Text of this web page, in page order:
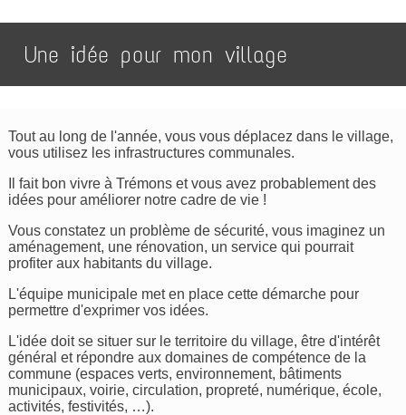
Une idée pour mon village
Tout au long de l'année, vous vous déplacez dans le village,
vous utilisez les infrastructures communales.
Il fait bon vivre à Trémons et vous avez probablement des
idées pour améliorer notre cadre de vie !
Vous constatez un problème de sécurité, vous imaginez un
aménagement, une rénovation, un service qui pourrait
profiter aux habitants du village.
L'équipe municipale met en place cette démarche pour
permettre d'exprimer vos idées.
L'idée doit se situer sur le territoire du village, être d'intérêt
général et répondre aux domaines de compétence de la
commune (espaces verts, environnement, bâtiments
municipaux, voirie, circulation, propreté, numérique, école,
activités, festivités, …).